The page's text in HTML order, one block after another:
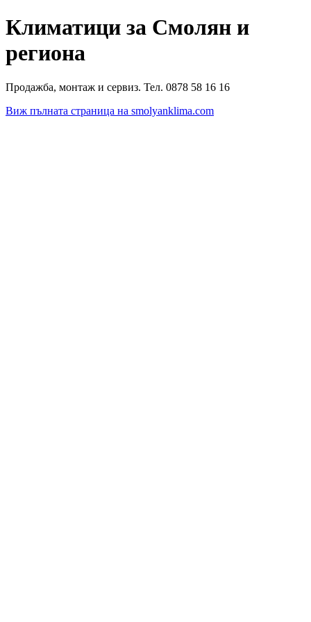
Климатици за Смолян и
региона
Продажба, монтаж и сервиз. Тел. 0878 58 16 16
Виж пълната страница на smolyanklima.com